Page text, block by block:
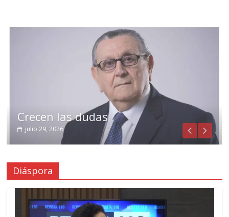
Crecen las dudas
julio 29, 2026
Diáspora